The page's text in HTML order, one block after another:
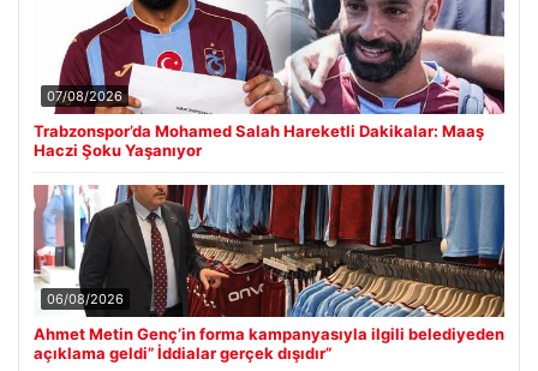
07/08/2026
Trabzonspor’da Mohamed Salah Hareketli Dakikalar: Maaş
Haczi Şoku Yaşanıyor
06/08/2026
Ahmet Metin Genç’in forma kampanyasıyla ilgili belediyeden
açıklama geldi” İddialar gerçek dışıdır”